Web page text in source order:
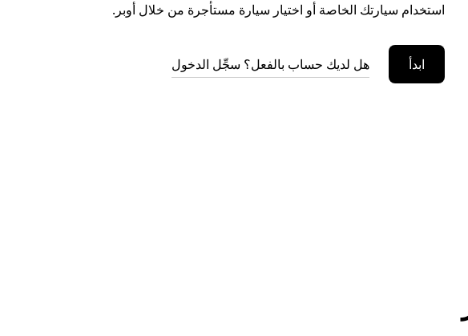
استخدام سيارتك الخاصة أو اختيار سيارة مستأجرة من خلال أوبر.
ابدأ هل لديك حساب بالفعل؟ سجِّل الدخول